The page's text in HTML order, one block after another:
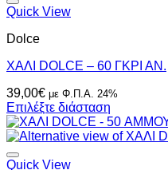
Quick View
Dolce
ΧΑΛΙ DOLCE – 60 ΓΚΡΙ ΑΝ.
39,00€ με Φ.Π.Α. 24%
Επιλέξτε διάσταση
Quick View